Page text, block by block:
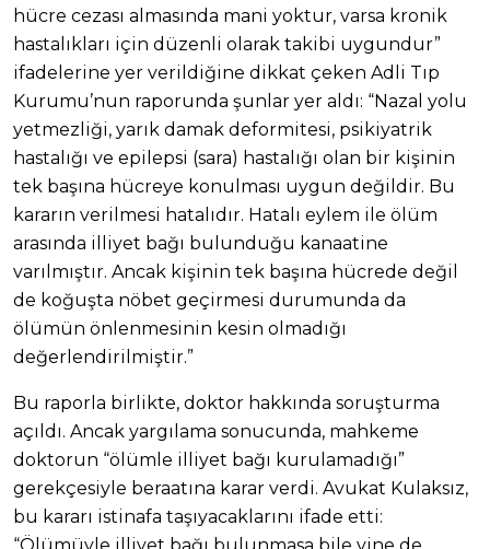
hücre cezası almasında mani yoktur, varsa kronik
hastalıkları için düzenli olarak takibi uygundur”
ifadelerine yer verildiğine dikkat çeken Adli Tıp
Kurumu’nun raporunda şunlar yer aldı: “Nazal yolu
yetmezliği, yarık damak deformitesi, psikiyatrik
hastalığı ve epilepsi (sara) hastalığı olan bir kişinin
tek başına hücreye konulması uygun değildir. Bu
kararın verilmesi hatalıdır. Hatalı eylem ile ölüm
arasında illiyet bağı bulunduğu kanaatine
varılmıştır. Ancak kişinin tek başına hücrede değil
de koğuşta nöbet geçirmesi durumunda da
ölümün önlenmesinin kesin olmadığı
değerlendirilmiştir.”
Bu raporla birlikte, doktor hakkında soruşturma
açıldı. Ancak yargılama sonucunda, mahkeme
doktorun “ölümle illiyet bağı kurulamadığı”
gerekçesiyle beraatına karar verdi. Avukat Kulaksız,
bu kararı istinafa taşıyacaklarını ifade etti: